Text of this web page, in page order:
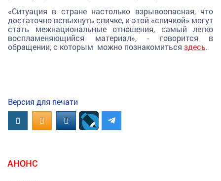
«Ситуация в стране настолько взрывоопасная, что
достаточно вспыхнуть спичке, и этой «спичкой» могут
стать межнациональные отношения, самый легко
воспламеняющийся материал», - говорится в
обращении, с которым можно познакомиться здесь.
Версия для печати
ВконтактеOK.RUMAIL.RU
АНОНС